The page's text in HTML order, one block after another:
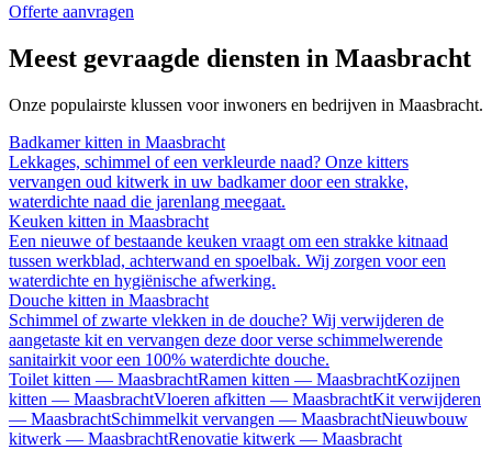
Offerte aanvragen
Meest gevraagde diensten in Maasbracht
Onze populairste klussen voor inwoners en bedrijven in Maasbracht.
Badkamer kitten in Maasbracht
Lekkages, schimmel of een verkleurde naad? Onze kitters
vervangen oud kitwerk in uw badkamer door een strakke,
waterdichte naad die jarenlang meegaat.
Keuken kitten in Maasbracht
Een nieuwe of bestaande keuken vraagt om een strakke kitnaad
tussen werkblad, achterwand en spoelbak. Wij zorgen voor een
waterdichte en hygiënische afwerking.
Douche kitten in Maasbracht
Schimmel of zwarte vlekken in de douche? Wij verwijderen de
aangetaste kit en vervangen deze door verse schimmelwerende
sanitairkit voor een 100% waterdichte douche.
Toilet kitten — MaasbrachtRamen kitten — MaasbrachtKozijnen
kitten — MaasbrachtVloeren afkitten — MaasbrachtKit verwijderen
— MaasbrachtSchimmelkit vervangen — MaasbrachtNieuwbouw
kitwerk — MaasbrachtRenovatie kitwerk — Maasbracht